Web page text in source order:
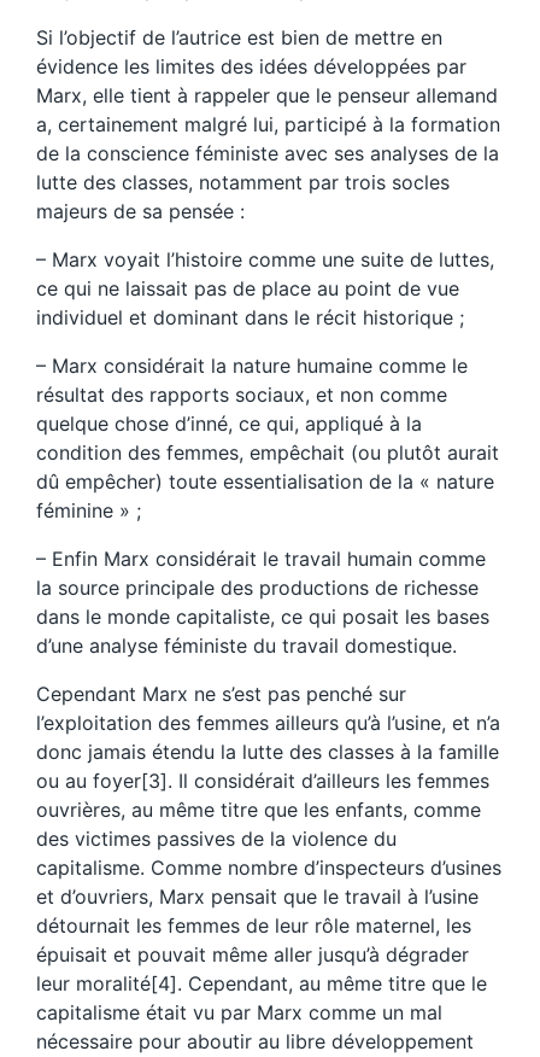
Si l’objectif de l’autrice est bien de mettre en
évidence les limites des idées développées par
Marx, elle tient à rappeler que le penseur allemand
a, certainement malgré lui, participé à la formation
de la conscience féministe avec ses analyses de la
lutte des classes, notamment par trois socles
majeurs de sa pensée :
– Marx voyait l’histoire comme une suite de luttes,
ce qui ne laissait pas de place au point de vue
individuel et dominant dans le récit historique ;
– Marx considérait la nature humaine comme le
résultat des rapports sociaux, et non comme
quelque chose d’inné, ce qui, appliqué à la
condition des femmes, empêchait (ou plutôt aurait
dû empêcher) toute essentialisation de la « nature
féminine » ;
– Enfin Marx considérait le travail humain comme
la source principale des productions de richesse
dans le monde capitaliste, ce qui posait les bases
d’une analyse féministe du travail domestique.
Cependant Marx ne s’est pas penché sur
l’exploitation des femmes ailleurs qu’à l’usine, et n’a
donc jamais étendu la lutte des classes à la famille
ou au foyer[3]. Il considérait d’ailleurs les femmes
ouvrières, au même titre que les enfants, comme
des victimes passives de la violence du
capitalisme. Comme nombre d’inspecteurs d’usines
et d’ouvriers, Marx pensait que le travail à l’usine
détournait les femmes de leur rôle maternel, les
épuisait et pouvait même aller jusqu’à dégrader
leur moralité[4]. Cependant, au même titre que le
capitalisme était vu par Marx comme un mal
nécessaire pour aboutir au libre développement